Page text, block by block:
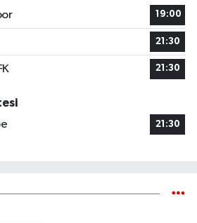
19:00
21:30
21:30
21:30